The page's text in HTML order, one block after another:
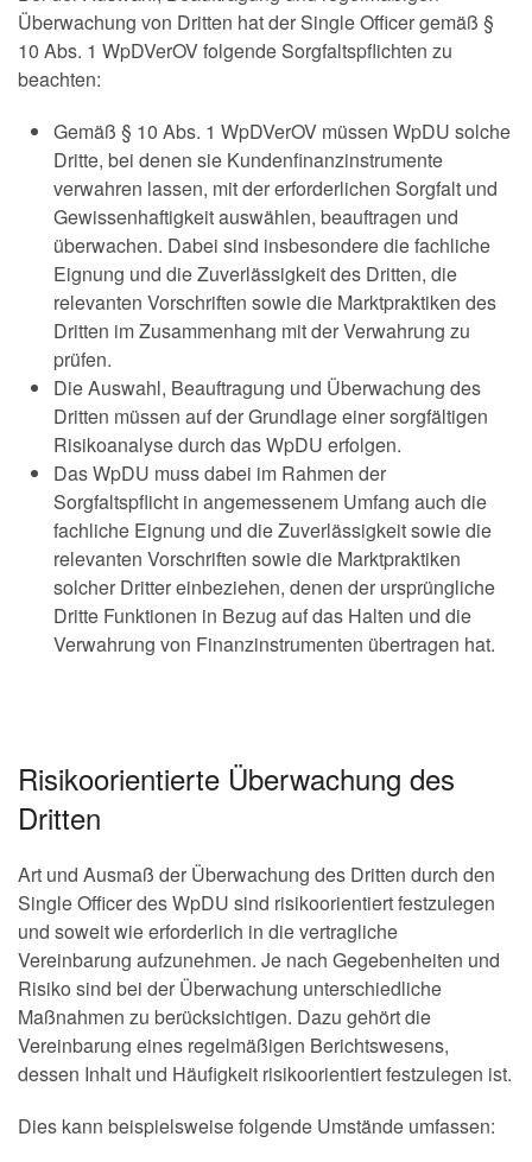
Überwachung von Dritten hat der Single Officer gemäß §
10 Abs. 1 WpDVerOV folgende Sorgfaltspflichten zu
beachten:
Gemäß § 10 Abs. 1 WpDVerOV müssen WpDU solche
Dritte, bei denen sie Kundenfinanzinstrumente
verwahren lassen, mit der erforderlichen Sorgfalt und
Gewissenhaftigkeit auswählen, beauftragen und
überwachen. Dabei sind insbesondere die fachliche
Eignung und die Zuverlässigkeit des Dritten, die
relevanten Vorschriften sowie die Marktpraktiken des
Dritten im Zusammenhang mit der Verwahrung zu
prüfen.
Die Auswahl, Beauftragung und Überwachung des
Dritten müssen auf der Grundlage einer sorgfältigen
Risikoanalyse durch das WpDU erfolgen.
Das WpDU muss dabei im Rahmen der
Sorgfaltspflicht in angemessenem Umfang auch die
fachliche Eignung und die Zuverlässigkeit sowie die
relevanten Vorschriften sowie die Marktpraktiken
solcher Dritter einbeziehen, denen der ursprüngliche
Dritte Funktionen in Bezug auf das Halten und die
Verwahrung von Finanzinstrumenten übertragen hat.
Risikoorientierte Überwachung des
Dritten
Art und Ausmaß der Überwachung des Dritten durch den
Single Officer des WpDU sind risikoorientiert festzulegen
und soweit wie erforderlich in die vertragliche
Vereinbarung aufzunehmen. Je nach Gegebenheiten und
Risiko sind bei der Überwachung unterschiedliche
Maßnahmen zu berücksichtigen. Dazu gehört die
Vereinbarung eines regelmäßigen Berichtswesens,
dessen Inhalt und Häufigkeit risikoorientiert festzulegen ist.
Dies kann beispielsweise folgende Umstände umfassen: